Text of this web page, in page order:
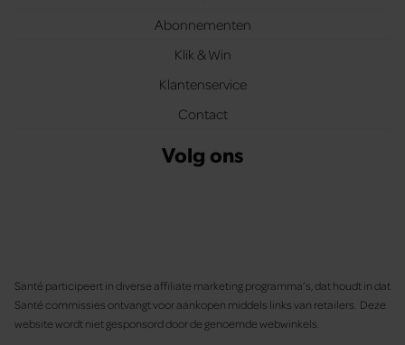
Abonnementen
Klik & Win
Klantenservice
Contact
Volg ons
Santé participeert in diverse affiliate marketing programma’s, dat houdt in dat
Santé commissies ontvangt voor aankopen middels links van retailers. Deze
website wordt niet gesponsord door de genoemde webwinkels.